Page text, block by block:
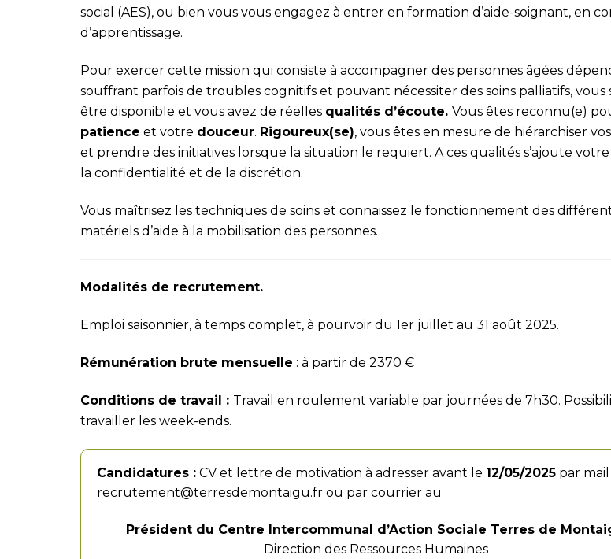
social (AES), ou bien vous vous engagez à entrer en formation d’aide-soignant, en
d’apprentissage.
Pour exercer cette mission qui consiste à accompagner des personnes âgées
souffrant parfois de troubles cognitifs et pouvant nécessiter des soins palliatifs, vous
être disponible et vous avez de réelles qualités d’écoute. Vous êtes reconnu(e)
patience et votre douceur. Rigoureux(se), vous êtes en mesure de hiérarchiser
et prendre des initiatives lorsque la situation le requiert. A ces qualités s’ajoute votre
la confidentialité et de la discrétion.
Vous maîtrisez les techniques de soins et connaissez le fonctionnement des
matériels d’aide à la mobilisation des personnes.
Modalités de recrutement.
Emploi saisonnier, à temps complet, à pourvoir du 1er juillet au 31 août 2025.
Rémunération brute mensuelle : à partir de 2370 €
Conditions de travail : Travail en roulement variable par journées de 7h30.
travailler les week-ends.
Candidatures : CV et lettre de motivation à adresser avant le 12/05/2025 par mail
recrutement@terresdemontaigu.fr ou par courrier au
Président du Centre Intercommunal d’Action Sociale Terres de
Direction des Ressources Humaines